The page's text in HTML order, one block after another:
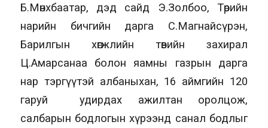
Б.Мөнхбаатар, дэд сайд Э.Золбоо, Төрийн
нарийн бичгийн дарга С.Магнайсүрэн,
Барилгын хөгжлийн төвийн захирал
Ц.Амарсанаа болон яамны газрын дарга
нар тэргүүтэй албаныхан, 16 аймгийн 120
гаруй удирдах ажилтан оролцож,
салбарын бодлогын хүрээнд санал бодлыг